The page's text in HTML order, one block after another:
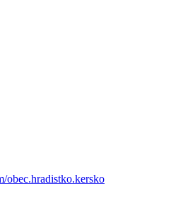
obec.hradistko.kersko